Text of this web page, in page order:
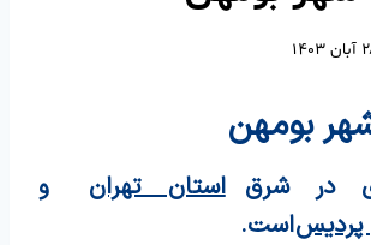
بومهن
در شرق استان تهران
و
پردیساست.